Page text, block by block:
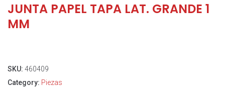
JUNTA PAPEL TAPA LAT. GRANDE 1
MM
SKU: 460409
Category: Piezas